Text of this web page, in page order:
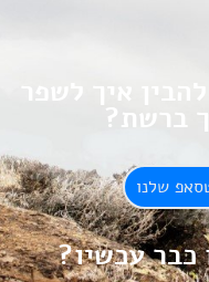
איך לשפר
ברשת?
שלנו
כבר עכשיו?